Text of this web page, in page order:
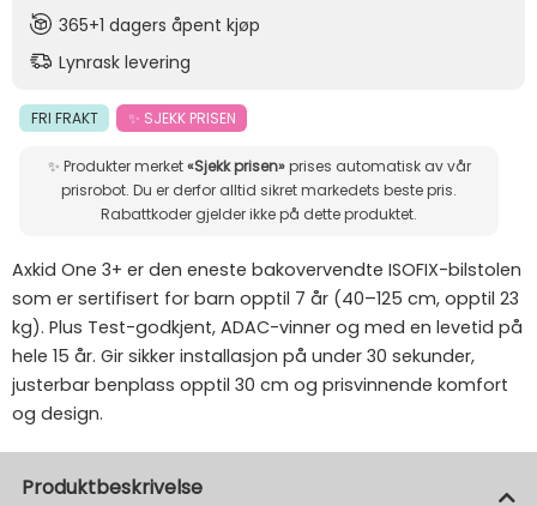
365+1 dagers åpent kjøp
Lynrask levering
FRI FRAKT ✨ SJEKK PRISEN
✨ Produkter merket«Sjekk prisen»prises automatisk av vår
prisrobot. Du er derfor alltid sikret markedets beste pris.
Rabattkoder gjelder ikke på dette produktet.
Axkid One 3+ er den eneste bakovervendte ISOFIX-bilstolen
som er sertifisert for barn opptil 7 år (40–125 cm, opptil 23
kg). Plus Test-godkjent, ADAC-vinner og med en levetid på
hele 15 år. Gir sikker installasjon på under 30 sekunder,
justerbar benplass opptil 30 cm og prisvinnende komfort
og design.
Produktbeskrivelse